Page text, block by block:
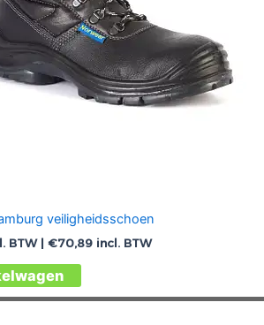
de
productpagina
veiligheidsschoen
BTW | €70,89 incl. BTW
Dit
product